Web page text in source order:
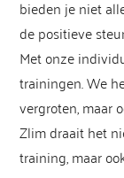
bieden je niet
de positieve
Met onze
trainingen. We
vergroten, maar
Zlim draait het
training, maar